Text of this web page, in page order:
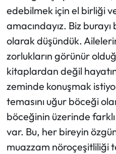
edebilmek için el birliği
amacındayız. Biz
olarak düşündük. Ailelerin
zorlukların görünür
kitaplardan değil
zeminde konuşmak
temasını uğur böceği
böceğinin üzerinde
var. Bu, her bireyin
muazzam nöroçeşitliliği